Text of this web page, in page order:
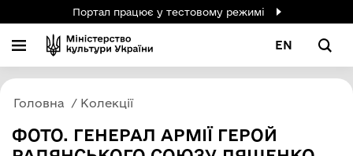
Портал працює у тестовому режимі
EN
Головна Колекції
ФОТО. ГЕНЕРАЛ АРМІЇ ГЕРОЙ